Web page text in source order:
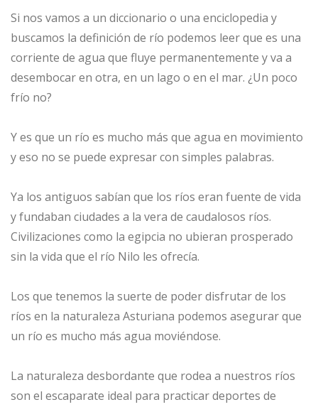
Si nos vamos a un diccionario o una enciclopedia y
buscamos la definición de río podemos leer que es una
corriente de agua que fluye permanentemente y va a
desembocar en otra, en un lago o en el mar. ¿Un poco
frío no?
Y es que un río es mucho más que agua en movimiento
y eso no se puede expresar con simples palabras.
Ya los antiguos sabían que los ríos eran fuente de vida
y fundaban ciudades a la vera de caudalosos ríos.
Civilizaciones como la egipcia no ubieran prosperado
sin la vida que el río Nilo les ofrecía.
Los que tenemos la suerte de poder disfrutar de los
ríos en la naturaleza Asturiana podemos asegurar que
un río es mucho más agua moviéndose.
La naturaleza desbordante que rodea a nuestros ríos
son el escaparate ideal para practicar deportes de